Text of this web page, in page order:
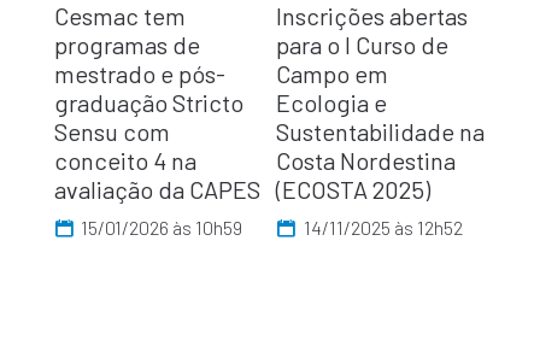
Cesmac tem
programas de
mestrado e pós-
graduação Stricto
Sensu com
conceito 4 na
avaliação da CAPES
15/01/2026 às 10h59
Inscrições abertas
para o I Curso de
Campo em
Ecologia e
Sustentabilidade na
Costa Nordestina
(ECOSTA 2025)
14/11/2025 às 12h52